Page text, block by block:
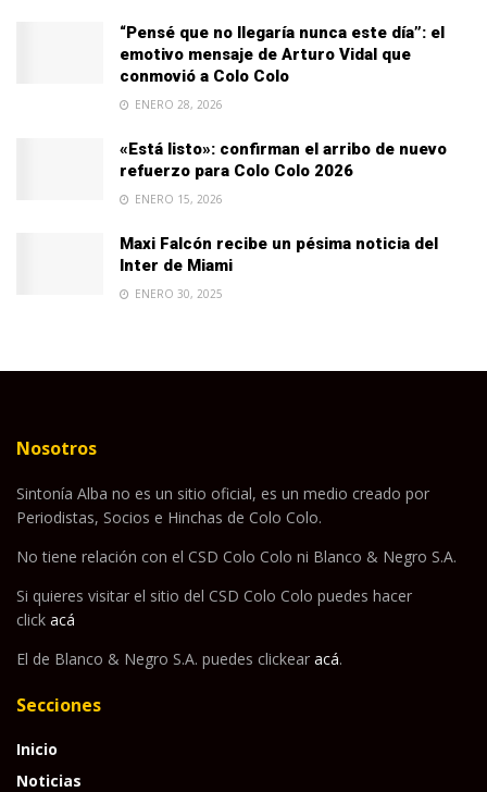
“Pensé que no llegaría nunca este día”: el
emotivo mensaje de Arturo Vidal que
conmovió a Colo Colo
ENERO 28, 2026
«Está listo»: confirman el arribo de nuevo
refuerzo para Colo Colo 2026
ENERO 15, 2026
Maxi Falcón recibe un pésima noticia del
Inter de Miami
ENERO 30, 2025
Nosotros
Sintonía Alba no es un sitio oficial, es un medio creado por
Periodistas, Socios e Hinchas de Colo Colo.
No tiene relación con el CSD Colo Colo ni Blanco & Negro S.A.
Si quieres visitar el sitio del CSD Colo Colo puedes hacer
click acá
El de Blanco & Negro S.A. puedes clickear acá.
Secciones
Inicio
Noticias